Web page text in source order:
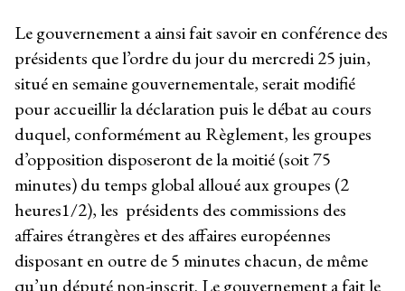
Le gouvernement a ainsi fait savoir en conférence des
présidents que l’ordre du jour du mercredi 25 juin,
situé en semaine gouvernementale, serait modifié
pour accueillir la déclaration puis le débat au cours
duquel, conformément au Règlement, les groupes
d’opposition disposeront de la moitié (soit 75
minutes) du temps global alloué aux groupes (2
heures1/2), les présidents des commissions des
affaires étrangères et des affaires européennes
disposant en outre de 5 minutes chacun, de même
qu’un député non-inscrit. Le gouvernement a fait le